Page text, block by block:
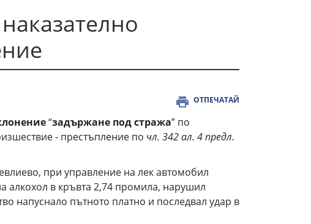
ОТПЕЧАТАЙ
“задържане под стража” по
- престъпление по чл. 342 ал. 4 предл.
при управление на лек автомобил
алкохол в кръвта 2,74 промила, нарушил
напуснало пътното платно и последвал удар в